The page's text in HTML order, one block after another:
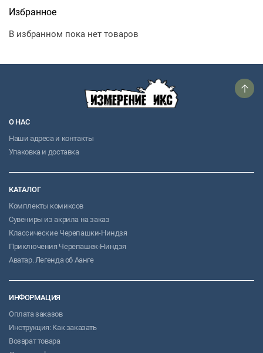
Избранное
В избранном пока нет товаров
О НАС
Наши адреса и контакты
Упаковка и доставка
КАТАЛОГ
Комплекты комиксов
Сувениры из акрила на заказ
Классические Черепашки-Ниндзя
Приключения Черепашек-Ниндзя
Аватар. Легенда об Аанге
ИНФОРМАЦИЯ
Оплата заказов
Инструкция: Как заказать
Возврат товара